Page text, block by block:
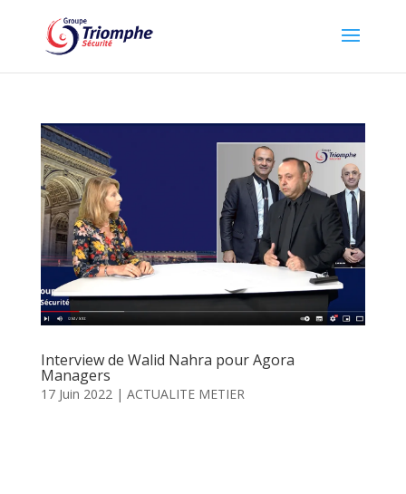
Interview de Walid Nahra pour Agora
Managers
17 Juin 2022| ACTUALITE METIER